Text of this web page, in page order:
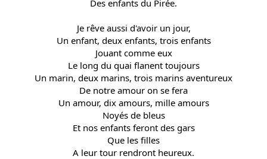
Des enfants du Pirée.
Je rêve aussi d'avoir un jour,
Un enfant, deux enfants, trois enfants
Jouant comme eux
Le long du quai flanent toujours
Un marin, deux marins, trois marins aventureux
De notre amour on se fera
Un amour, dix amours, mille amours
Noyés de bleus
Et nos enfants feront des gars
Que les filles
A leur tour rendront heureux.